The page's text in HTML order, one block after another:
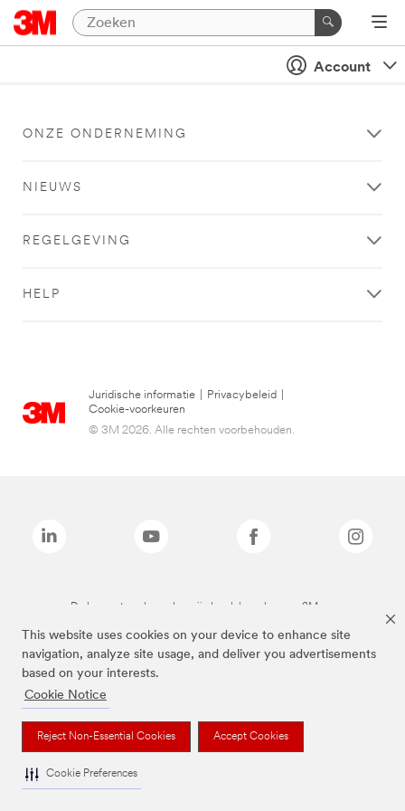
This website uses cookies on your device to enhance site
navigation, analyze site usage, and deliver you advertisements
based on your interests.
Cookie Notice
Reject Non-Essential Cookies Accept Cookies
Cookie Preferences
Account
ONZE ONDERNEMING
NIEUWS
REGELGEVING
HELP
Juridische informatie Privacybeleid
Cookie-voorkeuren
© 3M 2026. Alle rechten voorbehouden.
De bovenstaande merken zijn handelsmerken van 3M.we